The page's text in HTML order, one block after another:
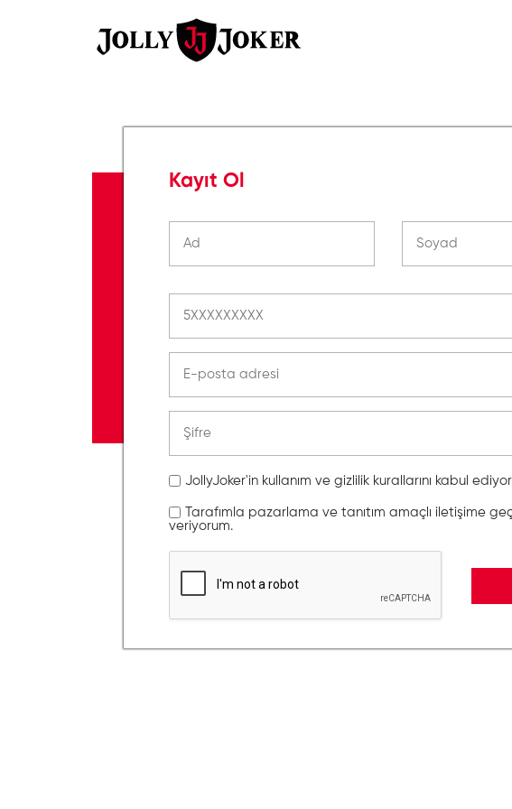
Kayıt Ol
JollyJoker'in kullanım ve gizlilik kurallarını kabul
Tarafımla pazarlama ve tanıtım amaçlı iletişime
veriyorum.